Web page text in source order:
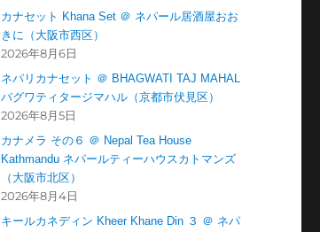
カナセット Khana Set ＠ ネパール居酒屋おお
きに（大阪市西区）
2026年8月6日
ネパリカナセット ＠ BHAGWATI TAJ MAHAL
バグワティタージマハル（京都市伏見区）
2026年8月5日
カナメラ その６ ＠ Nepal Tea House
Kathmandu ネパールティーハウスカトマンズ
（大阪市北区）
2026年8月4日
キールカネディン Kheer Khane Din ３ ＠ ネパ